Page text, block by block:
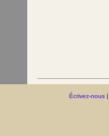
Écrivez-nous|